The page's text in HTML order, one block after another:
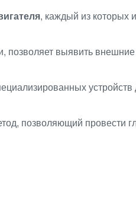
, каждый из которых
позволяет выявить
позволяющий провести